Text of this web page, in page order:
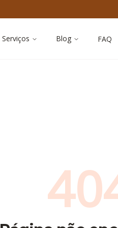
Serviços Blog FAQ